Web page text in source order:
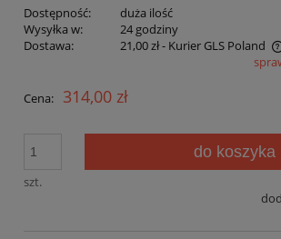
Dostępność:
duża ilość
Wysyłka w:
24 godziny
Dostawa:
21,00 zł- Kurier GLS Poland
Cena nie zawiera ewentualnych kosztów
Cena: 314,00 zł
szt.
do koszyka